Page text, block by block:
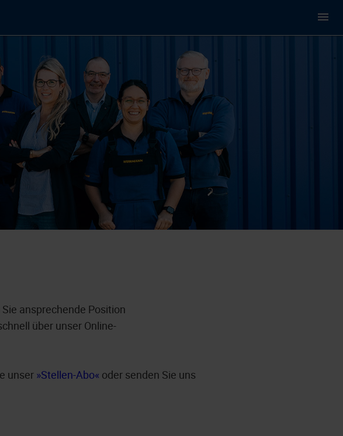
ansprechende Position
über unser Online-
unser Stellen-Abo oder senden Sie uns